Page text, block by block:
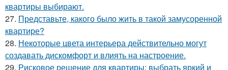
квартиры выбирают.
27. Представьте, какого было жить в такой замусоренной
квартире?
28. Некоторые цвета интерьера действительно могут
создавать дискомфорт и влиять на настроение.
29. Рисковое решение для квартиры: выбрать яркий и